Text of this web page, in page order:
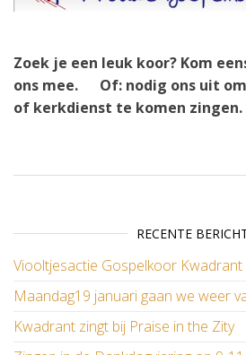
Zoek je een leuk koor? Kom
ons mee. Of: nodig ons uit
of kerkdienst te komen zingen.
RECENTE
Viooltjesactie Gospelkoor Kwadrant
Maandag19 januari gaan we weer
Kwadrant zingt bij Praise in the Zity